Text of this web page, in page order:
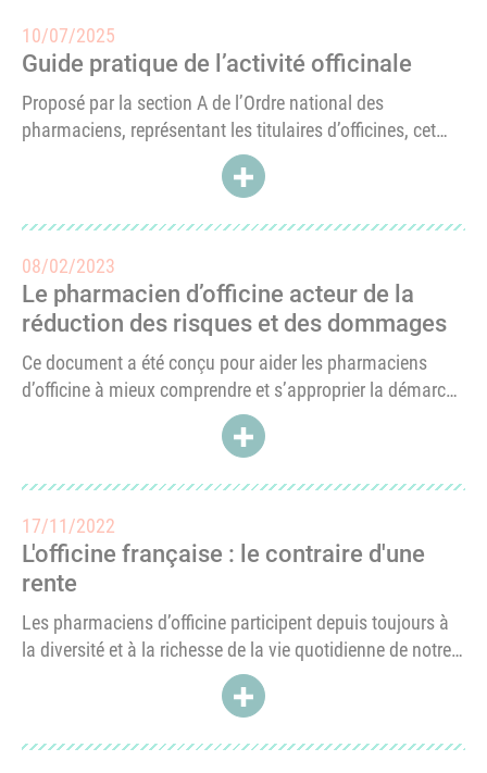
10/07/2025
Guide pratique de l’activité officinale
Proposé par la section A de l’Ordre national des
pharmaciens, représentant les titulaires d’officines, cet
outil pratique permet aux pharmaciens de s'approprier
l’encadrement juridique des activités officinales....
ACCÉDER À GUIDE PRATIQUE
08/02/2023
Le pharmacien d’officine acteur de la
réduction des risques et des dommages
Ce document a été conçu pour aider les pharmaciens
d’officine à mieux comprendre et s’approprier la démarche
de réduction des risques et des dommages dans le
champ de l’addiction aux opioïdes.Il propose des
ACCÉDER À LE PHARMACIEN
17/11/2022
L'officine française : le contraire d'une
rente
Les pharmaciens d’officine participent depuis toujours à
la diversité et à la richesse de la vie quotidienne de notre
pays et sont au rendez-vous du progrès technologique,
éthique et humain.En tant que professionnels de santé, ils
ACCÉDER À L'OFFICINE